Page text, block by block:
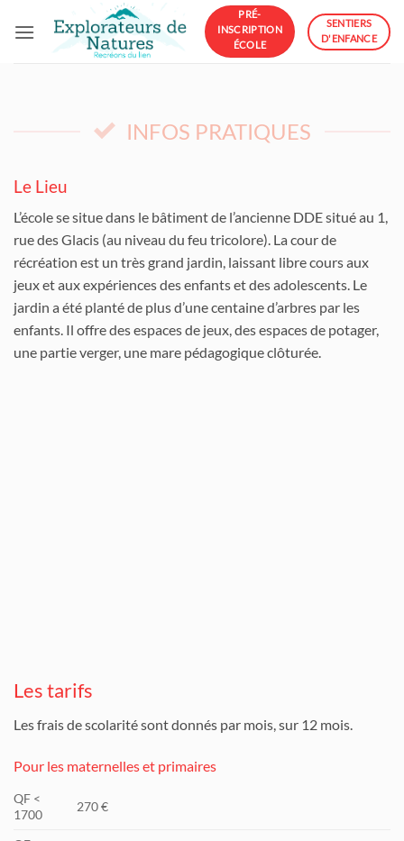
PRÉ-
INSCRIPTION
ÉCOLE
SENTIERS
D'ENFANCE
INFOS PRATIQUES
Le Lieu
L’école se situe dans le bâtiment de l’ancienne DDE situé au 1,
rue des Glacis (au niveau du feu tricolore). La cour de
récréation est un très grand jardin, laissant libre cours aux
jeux et aux expériences des enfants et des adolescents. Le
jardin a été planté de plus d’une centaine d’arbres par les
enfants. Il offre des espaces de jeux, des espaces de potager,
une partie verger, une mare pédagogique clôturée.
Les tarifs
Les frais de scolarité sont donnés par mois, sur 12 mois.
Pour les maternelles et primaires
QF <
1700
270 €